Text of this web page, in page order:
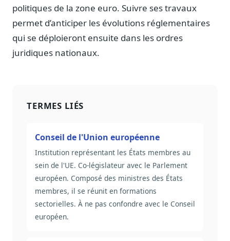
politiques de la zone euro. Suivre ses travaux
permet d’anticiper les évolutions réglementaires
qui se déploieront ensuite dans les ordres
juridiques nationaux.
TERMES LIÉS
Conseil de l'Union européenne
Institution représentant les États membres au
sein de l'UE. Co-législateur avec le Parlement
européen. Composé des ministres des États
membres, il se réunit en formations
sectorielles. À ne pas confondre avec le Conseil
européen.